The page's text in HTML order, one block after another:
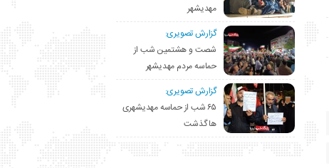
مهدیشهر
گزارش تصویری:
شصت و هشتمین شب از
حماسه مردم مهدیشهر
گزارش تصویری:
۶۵ شب از حماسه مهدیشهری
ها گذشت